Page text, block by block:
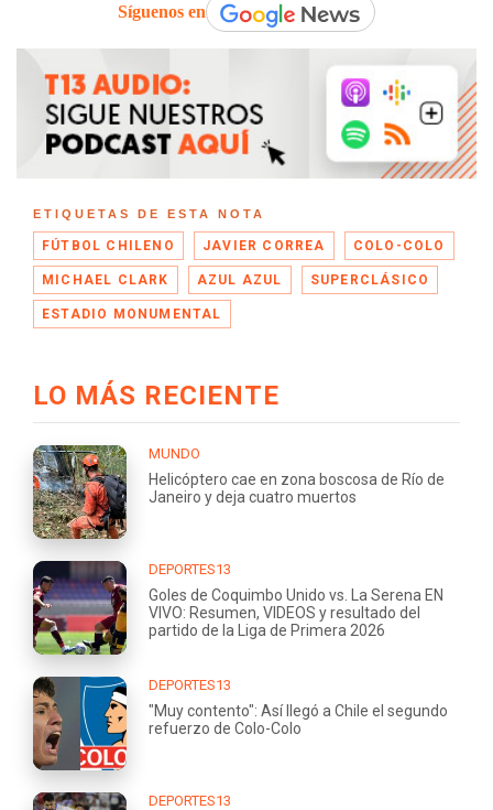
Síguenos en
ETIQUETAS DE ESTA NOTA
FÚTBOL CHILENO JAVIER CORREA COLO-COLO
MICHAEL CLARK AZUL AZUL SUPERCLÁSICO
ESTADIO MONUMENTAL
LO MÁS RECIENTE
MUNDO
Helicóptero cae en zona boscosa de Río de
Janeiro y deja cuatro muertos
DEPORTES13
Goles de Coquimbo Unido vs. La Serena EN
VIVO: Resumen, VIDEOS y resultado del
partido de la Liga de Primera 2026
DEPORTES13
"Muy contento": Así llegó a Chile el segundo
refuerzo de Colo-Colo
DEPORTES13